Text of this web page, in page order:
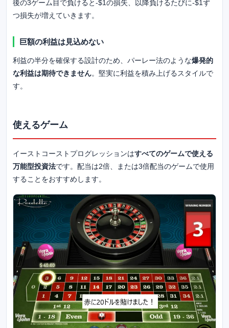
後の3ゲーム目で負けると-$1の損失、以降負けるたびに-$1ず
つ損失が増えていきます。
巨額の利益は見込めない
利益の半分を確保する設計のため、パーレー法のような爆発的
な利益は期待できません。堅実に利益を積み上げるスタイルで
す。
使えるゲーム
イーストコーストプログレッションはすべてのゲームで使える
万能型投資法です。配当は2倍、または3倍配当のゲームで使用
することをおすすめします。